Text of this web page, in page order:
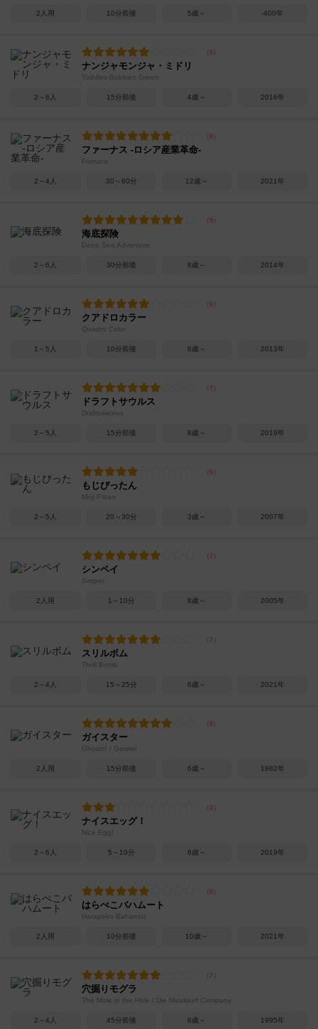
2人用 10分前後 5歳～ -400年
ナンジャモンジャ・ミドリ
Toddles-Bobbles Green
2～6人 15分前後 4歳～ 2016年
ファーナス -ロシア産業革命-
Furnace
2～4人 30～60分 12歳～ 2021年
海底探険
Deep Sea Adventure
2～6人 30分前後 8歳～ 2014年
クアドロカラー
Quadro Color
1～5人 10分前後 6歳～ 2013年
ドラフトサウルス
Draftosaurus
2～5人 15分前後 8歳～ 2019年
もじぴったん
Moji Pittan
2～5人 20～30分 3歳～ 2007年
シンペイ
Simpei
2人用 1～10分 8歳～ 2005年
スリルボム
Thrill Bomb
2～4人 15～25分 6歳～ 2021年
ガイスター
Ghosts! / Geister
2人用 15分前後 6歳～ 1982年
ナイスエッグ！
Nice Egg!
2～6人 5～10分 6歳～ 2019年
はらぺこバハムート
Harapeko Bahamūt
2人用 10分前後 10歳～ 2021年
穴掘りモグラ
The Mole in the Hole / Die Maulwurf Company
2～4人 45分前後 8歳～ 1995年